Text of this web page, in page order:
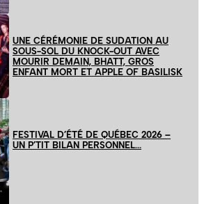
UNE CÉRÉMONIE DE SUDATION AU
SOUS-SOL DU KNOCK-OUT AVEC
MOURIR DEMAIN, BHATT, GROS
ENFANT MORT ET APPLE OF BASILISK
FESTIVAL D’ÉTÉ DE QUÉBEC 2026 –
UN P’TIT BILAN PERSONNEL…